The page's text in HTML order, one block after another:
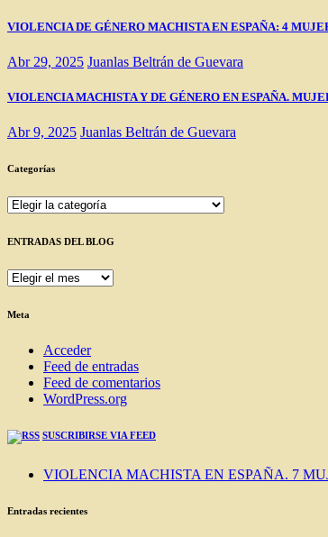
VIOLENCIA DE GÉNERO MACHISTA EN ESPAÑA: 4
Abr 29, 2025 Juanlas Beltrán de Guevara
VIOLENCIA MACHISTA Y DE GÉNERO EN ESPAÑA.
Abr 9, 2025 Juanlas Beltrán de Guevara
Categorías
Categorías
ENTRADAS DEL BLOG
ENTRADAS
BLOG
Meta
Acceder
Feed de entradas
Feed de comentarios
WordPress.org
SUSCRIBIRSE VIA FEED
VIOLENCIA MACHISTA EN ESPAÑA. 7
Entradas recientes